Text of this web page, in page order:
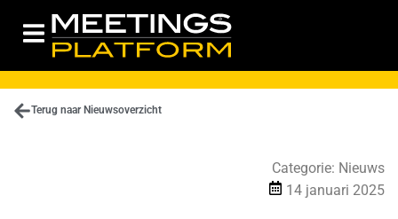
Terug naar Nieuwsoverzicht
Categorie: Nieuws
14 januari 2025